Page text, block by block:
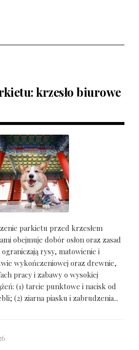
krzesło biurowe
parkietu przed krzesłem
obejmuje dobór osłon oraz zasad
rysy, matowienie i
wykończeniowej oraz drewnie,
pracy i zabawy o wysokiej
(1) tarcie punktowe i nacisk od
(2) ziarna piasku i zabrudzenia...